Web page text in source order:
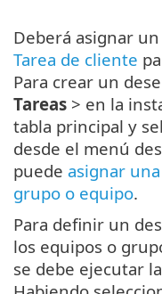
Deberá asignar
Tarea de cliente
Para crear un
Tareas > en la
tabla principal y
desde el menú
puede asignar
grupo o equipo.
Para definir un
los equipos o
se debe ejecutar